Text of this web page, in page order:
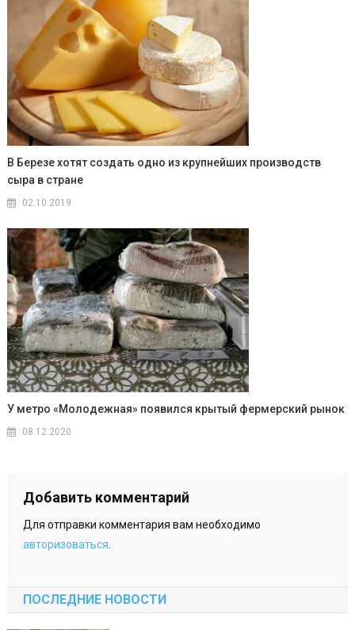
В Березе хотят создать одно из крупнейших производств
сыра в стране
02.10.2019
У метро «Молодежная» появился крытый фермерский рынок
08.12.2020
Добавить комментарий
Для отправки комментария вам необходимо
авторизоваться
ПОСЛЕДНИЕ НОВОСТИ